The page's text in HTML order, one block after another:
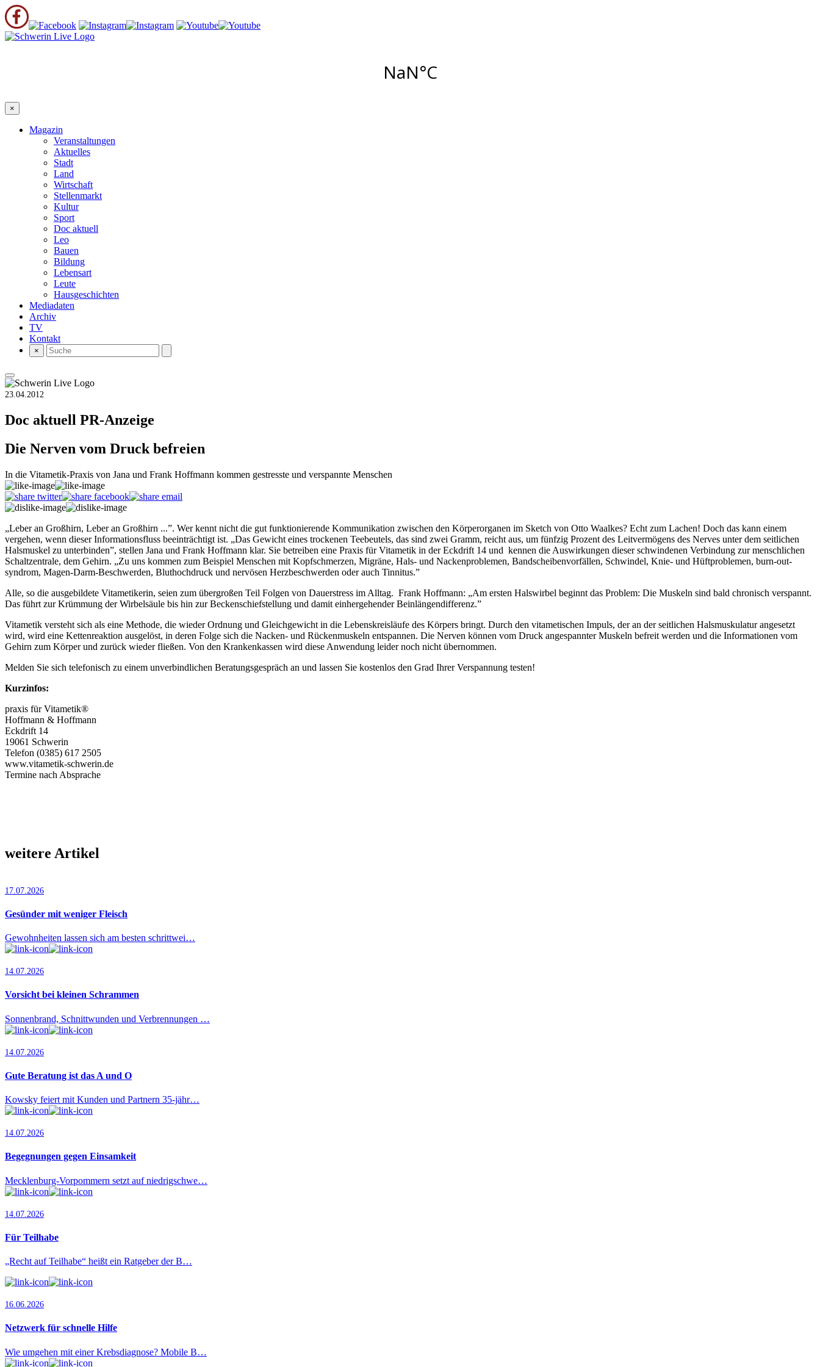
×
Magazin
Veranstaltungen
Aktuelles
Stadt
Land
Wirtschaft
Stellenmarkt
Kultur
Sport
Doc aktuell
Leo
Bauen
Bildung
Lebensart
Leute
Hausgeschichten
Mediadaten
Archiv
TV
Kontakt
×
23.04.2012
Doc aktuell PR-Anzeige
Die Nerven vom Druck befreien
In die Vitametik-Praxis von Jana und Frank Hoffmann kommen gestresste und verspannte Menschen
„Leber an Großhirn, Leber an Großhirn ...”. Wer kennt nicht die gut funktionierende Kommunikation zwischen den Körperorganen im Sketch von Otto Waalkes? Echt zum Lachen! Doch das kann einem
vergehen, wenn dieser Informationsfluss beeinträchtigt ist. „Das Gewicht eines trockenen Teebeutels, das sind zwei Gramm, reicht aus, um fünfzig Prozent des Leitvermögens des Nerves unter dem seitlichen
Halsmuskel zu unterbinden”, stellen Jana und Frank Hoffmann klar. Sie betreiben eine Praxis für Vitametik in der Eckdrift 14 und kennen die Auswirkungen dieser schwindenen Verbindung zur menschlichen
Schaltzentrale, dem Gehirn. „Zu uns kommen zum Beispiel Menschen mit Kopfschmerzen, Migräne, Hals- und Nackenproblemen, Bandscheibenvorfällen, Schwindel, Knie- und Hüftproblemen, burn-out-
syndrom, Magen-Darm-Beschwerden, Bluthochdruck und nervösen Herzbeschwerden oder auch Tinnitus.”
Alle, so die ausgebildete Vitametikerin, seien zum übergroßen Teil Folgen von Dauerstress im Alltag. Frank Hoffmann: „Am ersten Halswirbel beginnt das Problem: Die Muskeln sind bald chronisch verspannt.
Das führt zur Krümmung der Wirbelsäule bis hin zur Beckenschiefstellung und damit einhergehender Beinlängendifferenz.”
Vitametik versteht sich als eine Methode, die wieder Ordnung und Gleichgewicht in die Lebenskreisläufe des Körpers bringt. Durch den vitametischen Impuls, der an der seitlichen Halsmuskulatur angesetzt
wird, wird eine Kettenreaktion ausgelöst, in deren Folge sich die Nacken- und Rückenmuskeln entspannen. Die Nerven können vom Druck angespannter Muskeln befreit werden und die Informationen vom
Gehirn zum Körper und zurück wieder fließen. Von den Krankenkassen wird diese Anwendung leider noch nicht übernommen.
Melden Sie sich telefonisch zu einem unverbindlichen Beratungsgespräch an und lassen Sie kostenlos den Grad Ihrer Verspannung testen!
Kurzinfos:
praxis für Vitametik®
Hoffmann & Hoffmann
Eckdrift 14
19061 Schwerin
Telefon (0385) 617 2505
www.vitametik-schwerin.de
Termine nach Absprache
weitere Artikel
17.07.2026
Gesünder mit weniger Fleisch
Gewohnheiten lassen sich am besten schrittwei…
14.07.2026
Vorsicht bei kleinen Schrammen
Sonnenbrand, Schnittwunden und Verbrennungen …
14.07.2026
Gute Beratung ist das A und O
Kowsky feiert mit Kunden und Partnern 35-jähr…
14.07.2026
Begegnungen gegen Einsamkeit
Mecklenburg-Vorpommern setzt auf niedrigschwe…
14.07.2026
Für Teilhabe
„Recht auf Teilhabe“ heißt ein Ratgeber der B…
16.06.2026
Netzwerk für schnelle Hilfe
Wie umgehen mit einer Krebsdiagnose? Mobile B…